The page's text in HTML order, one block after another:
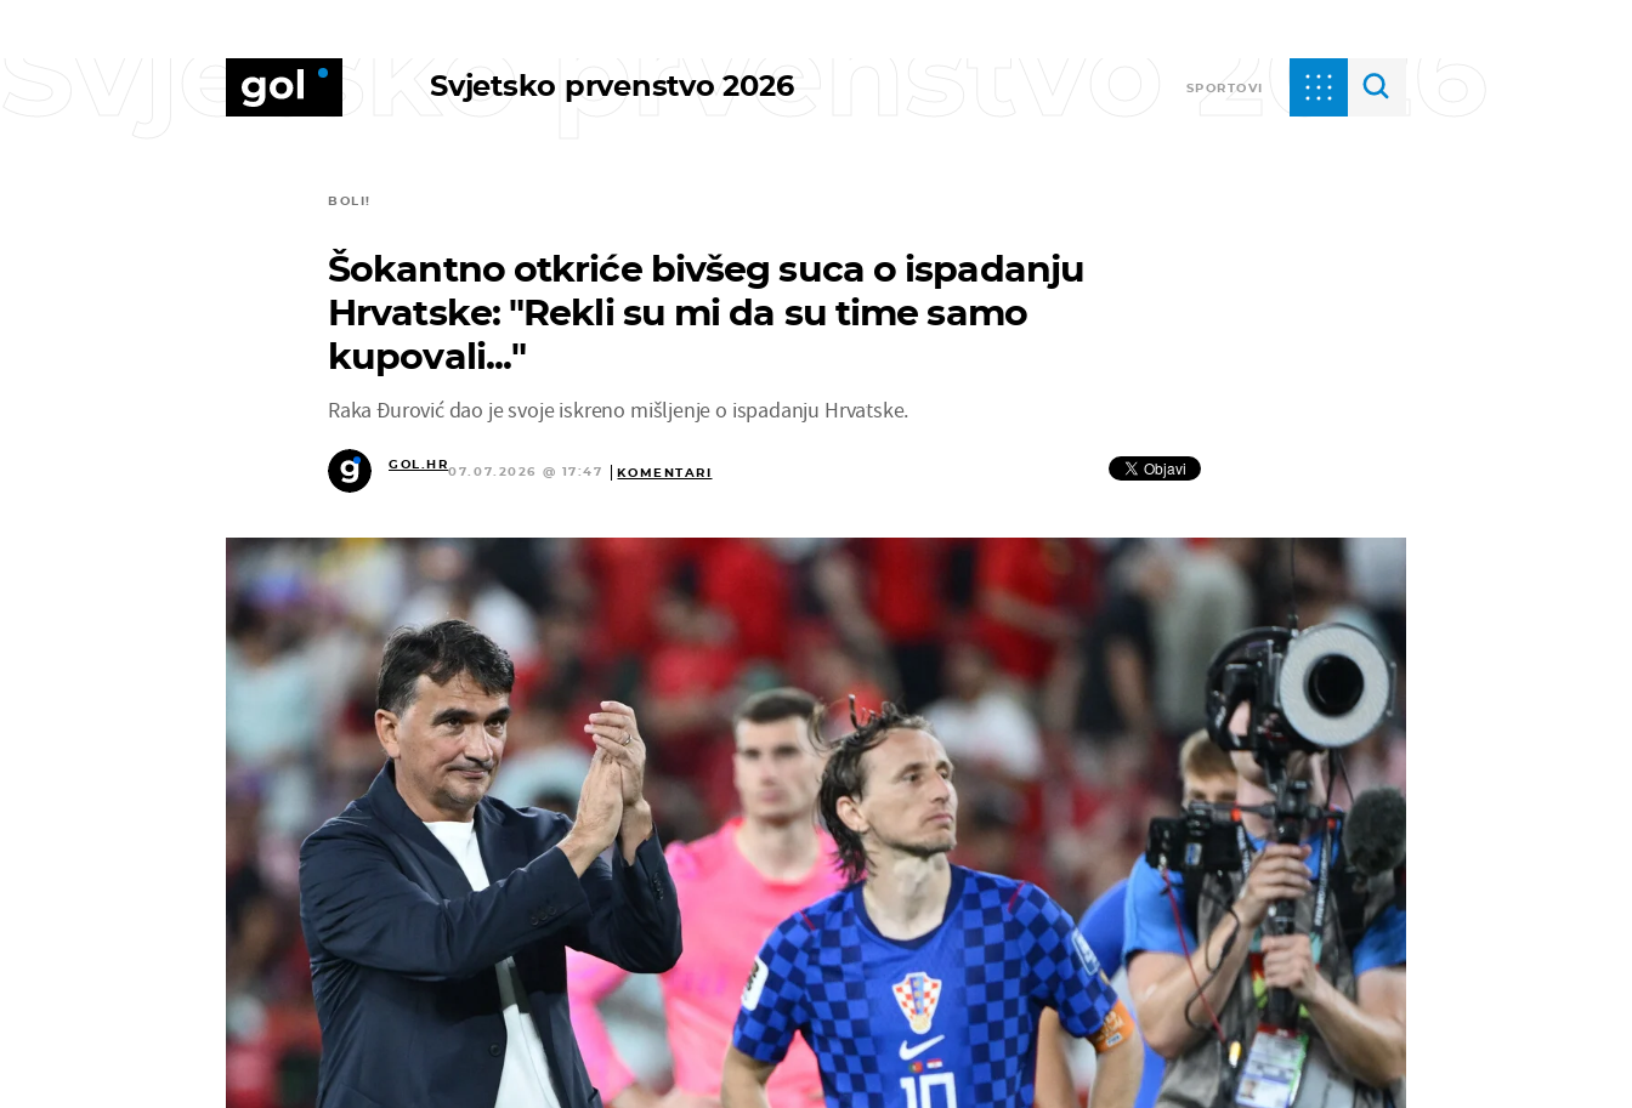
Svjetsko prvenstvo 2026 SPORTOVI
Svjetsko prvenstvo 2026
BOLI!
Šokantno otkriće bivšeg suca o ispadanju
Hrvatske: "Rekli su mi da su time samo
kupovali..."
Raka Đurović dao je svoje iskreno mišljenje o ispadanju Hrvatske.
GOL.HR
07.07.2026 @ 17:47 KOMENTARI